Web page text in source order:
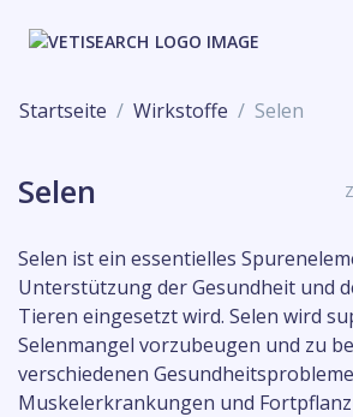
Startseite Wirkstoffe Selen
Selen
Selen ist ein essentielles
Unterstützung der Gesundheit und
Tieren eingesetzt wird. Selen wird
Selenmangel vorzubeugen und zu
verschiedenen
Muskelerkrankungen und